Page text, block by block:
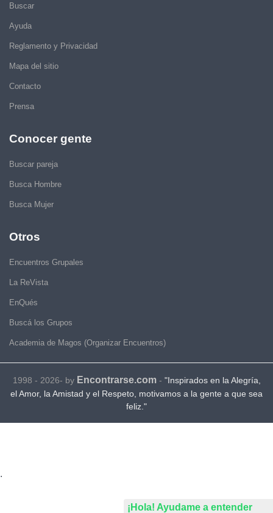
¡Hola! Ayudame a entender
Buscar
Ayuda
Reglamento y Privacidad
Mapa del sitio
Contacto
Prensa
Conocer gente
Buscar pareja
Busca Hombre
Busca Mujer
Otros
Encuentros Grupales
La ReVista
EnQués
Buscá los Grupos
Academia de Magos (Organizar Encuentros)
1998 - 2026- by Encontrarse.com- "Inspirados en la Alegría,
el Amor, la Amistad y el Respeto, motivamos a la gente a que sea
feliz."
.